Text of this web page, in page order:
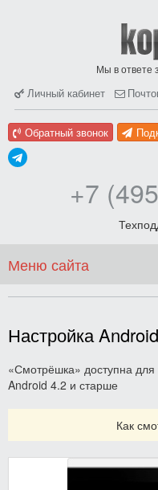
Мы в ответе
Личный кабинет
Обратный звонок
+7
Меню сайта
Настройка Android
«Смотрёшка» доступна
Android 4.2 и старше
Как